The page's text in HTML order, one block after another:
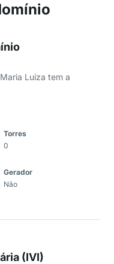
Luiza tem a
Torres
0
Gerador
Não
(IVI)